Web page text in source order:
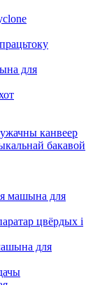
для
канвеер
бакавой
машына для
цвёрдых і
для